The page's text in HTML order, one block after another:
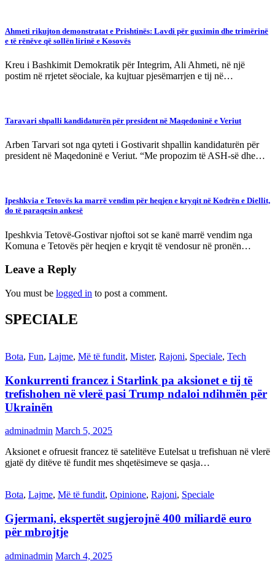
Ahmeti rikujton demonstratat e Prishtinës: Lavdi për guximin dhe trimërinë
e të rënëve që sollën lirinë e Kosovës
Kreu i Bashkimit Demokratik për Integrim, Ali Ahmeti, në një
postim në rrjetet sëociale, ka kujtuar pjesëmarrjen e tij në…
Taravari shpalli kandidaturën për president në Maqedoninë e Veriut
Arben Tarvari sot nga qyteti i Gostivarit shpallin kandidaturën për
president në Maqedoninë e Veriut. “Me propozim të ASH-së dhe…
Ipeshkvia e Tetovës ka marrë vendim për heqjen e kryqit në Kodrën e Diellit,
do të paraqesin ankesë
Ipeshkvia Tetovë-Gostivar njoftoi sot se kanë marrë vendim nga
Komuna e Tetovës për heqjen e kryqit të vendosur në pronën…
Leave a Reply
You must be logged in to post a comment.
SPECIALE
Bota, Fun, Lajme, Më të fundit, Mister, Rajoni, Speciale, Tech
Konkurrenti francez i Starlink pa aksionet e tij të
trefishohen në vlerë pasi Trump ndaloi ndihmën për
Ukrainën
adminadmin March 5, 2025
Aksionet e ofruesit francez të satelitëve Eutelsat u trefishuan në vlerë
gjatë dy ditëve të fundit mes shqetësimeve se qasja…
Bota, Lajme, Më të fundit, Opinione, Rajoni, Speciale
Gjermani, ekspertët sugjerojnë 400 miliardë euro
për mbrojtje
adminadmin March 4, 2025